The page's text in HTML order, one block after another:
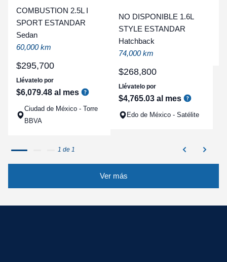
COMBUSTION 2.5L I
SPORT ESTANDAR
Sedan
60,000 km
$295,700
Llévatelo por
$6,079.48 al mes
Ciudad de México - Torre
BBVA
NO DISPONIBLE 1.6L
STYLE ESTANDAR
Hatchback
74,000 km
$268,800
Llévatelo por
$4,765.03 al mes
Edo de México - Satélite
1 de 1
Ver más